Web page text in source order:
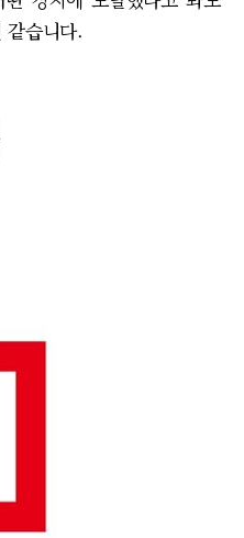
같습니다.